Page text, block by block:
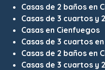
Casas de 2 baños en
Casas de 3 cuartos y
Casas en Cienfuegos
Casas de 3 cuartos
Casas de 2 baños en
Casas de 3 cuartos y